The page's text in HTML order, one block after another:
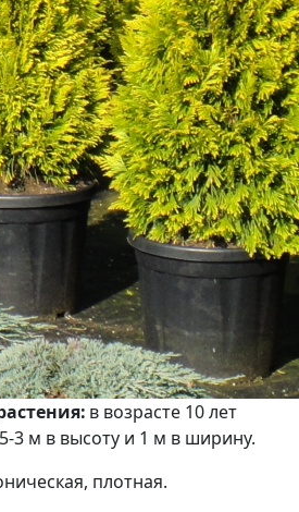
в возрасте 10 лет
3 м в высоту и 1 м в ширину.
плотная.